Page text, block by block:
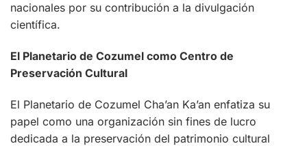
nacionales por su contribución a la divulgación
científica.
El Planetario de Cozumel como Centro de
Preservación Cultural
El Planetario de Cozumel Cha’an Ka’an enfatiza su
papel como una organización sin fines de lucro
dedicada a la preservación del patrimonio cultural